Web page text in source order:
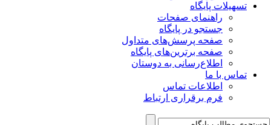
تسهیلات پایگاه
راهنمای صفحات
جستجو در پایگاه
صفحه پرسش‌های متداول
صفحه برترین‌های پایگاه
اطلاع‌رسانی به دوستان
تماس با ما
اطلاعات تماس
فرم برقراری ارتباط